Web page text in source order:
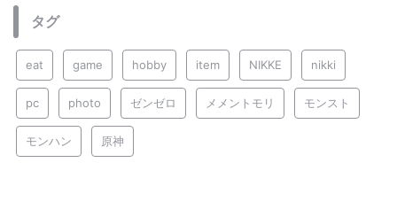
タグ
eat game hobby item NIKKE nikki
pc photo ゼンゼロ メメントモリ モンスト
モンハン 原神